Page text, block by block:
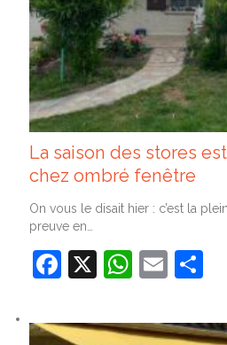
La saison des stores
chez ombré fenêtre
On vous le disait hier : c’est la
preuve en…
Facebook
X Email